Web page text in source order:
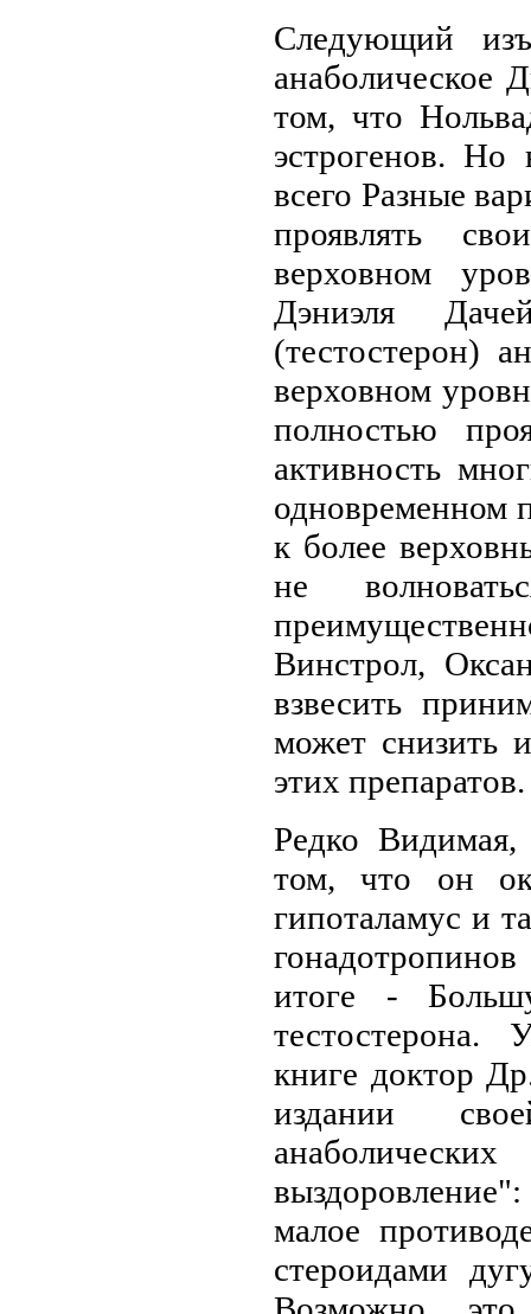
Следующий
анаболическое
том, что
эстрогенов.
всего Разные
проявлять
верховном
Дэниэля
(тестостерон)
верховном
полностью
активность
одновременном
к более
не
Винстрол,
взвесить
может снизить
этих препаратов.
Редко Видимая,
том, что он
гипоталамус и
итоге -
тестостерона.
книге доктор
издании
малое
стероидами